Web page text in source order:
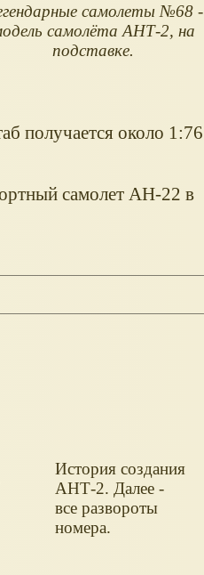
самолеты №68 -
самолёта АНТ-2, на
подставке.
получается около 1:76
самолет АН-22 в
История создания
АНТ-2. Далее -
все развороты
номера.